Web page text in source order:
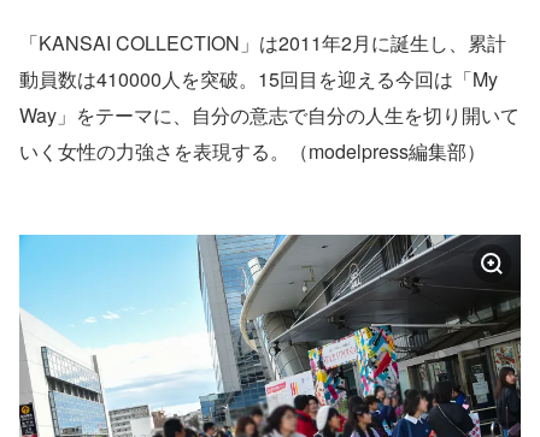
「KANSAI COLLECTION」は2011年2月に誕生し、累計
動員数は410000人を突破。15回目を迎える今回は「My
Way」をテーマに、自分の意志で自分の人生を切り開いて
いく女性の力強さを表現する。（modelpress編集部）